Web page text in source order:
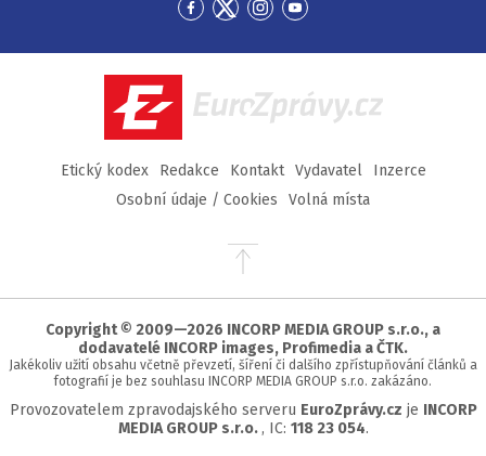
Přejít
Facebook
Přejít
Twitter
Přejít
Instagram
Přejít
YouTube
EuroZprávy.cz
Etický kodex Redakce Kontakt Vydavatel
Inzerce
Osobní údaje / Cookies
Volná místa
Přejít
stránky
Copyright © 2009—2026 INCORP MEDIA GROUP s.r.o., a
dodavatelé INCORP images, Profimedia a ČTK.
Jakékoliv užití obsahu včetně převzetí, šíření či dalšího zpřístupňování článků a
fotografií je bez souhlasu INCORP MEDIA GROUP s.r.o. zakázáno.
Provozovatelem zpravodajského serveru EuroZprávy.cz je INCORP
MEDIA GROUP s.r.o. , IC: 118 23 054.